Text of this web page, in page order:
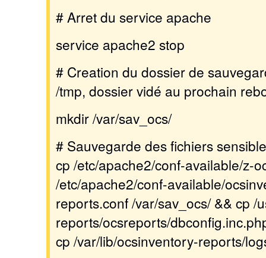
# Arret du service apache
service apache2 stop
# Creation du dossier de
/tmp, dossier vidé au prochain
mkdir /var/sav_ocs/
# Sauvegarde des fichiers
cp /etc/apache2/conf-available/z-
/etc/apache2/conf-available/
reports.conf /var/sav_ocs/ && cp /
reports/ocsreports/
cp /var/lib/ocsinventory-reports/